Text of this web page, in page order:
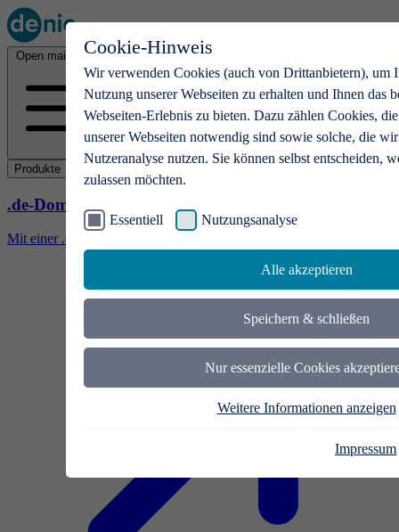
Cookie-Hinweis
Wir verwenden Cookies (auch von Drittanbietern), um
Nutzung unserer Webseiten zu erhalten und Ihnen das
Webseiten-Erlebnis zu bieten. Dazu zählen Cookies,
unserer Webseiten notwendig sind sowie solche, die
Nutzeranalyse nutzen. Sie können selbst entscheiden,
zulassen möchten.
Essentiell Nutzungsanalyse
Alle akzeptieren
Speichern & schließen
Nur essenzielle Cookies
Weitere Informationen anzeigen
Impressum
Open main menu
Produkte
.de-Domains
Mit einer .de-Domain erhalten Ideen eine Bühne